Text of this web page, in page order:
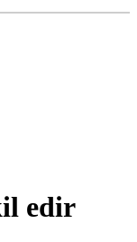
edir